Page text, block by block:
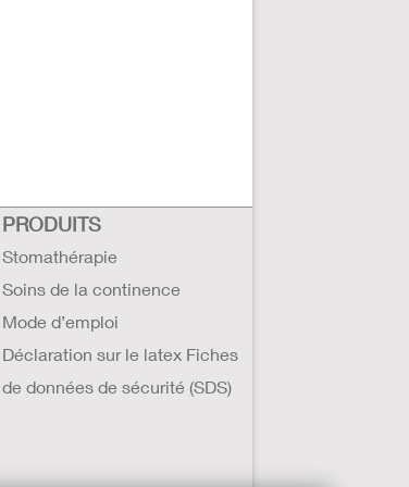
PRODUITS
Stomathérapie
Soins de la continence
Mode d’emploi
Déclaration sur le latex Fiches
de données de sécurité (SDS)